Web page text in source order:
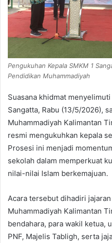
Pengukuhan Kepala SMKM 1
Pendidikan Muhammadiyah
Suasana khidmat
Sangatta, Rabu (13/5/2026),
Muhammadiyah Kalimantan
resmi mengukuhkan kepala
Prosesi ini menjadi
sekolah dalam memperkuat
nilai-nilai Islam berkemajuan.
Acara tersebut dihadiri
Muhammadiyah Kalimantan
bendahara, para wakil ketua,
PNF, Majelis Tabligh, serta